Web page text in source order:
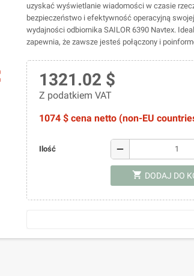
uzyskać wyświetlanie wiadomości w czasie
bezpieczeństwo i efektywność operacyjną
wydajności odbiornika SAILOR 6390 Navtex.
zapewnia, że zawsze jesteś połączony i
1321.02 $
Z podatkiem VAT
1074 $ cena netto (non-EU
Ilość remove
shopping_cart DODAJ DO